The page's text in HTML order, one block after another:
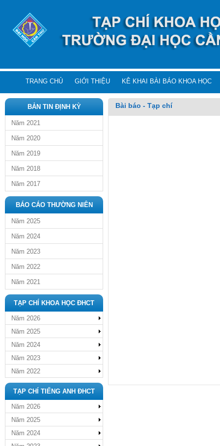
TRANG CHỦ GIỚI THIỆU KÊ KHAI BÀI BÁO KHOA HỌC
BẢN TIN ĐỊNH KỲ
Năm 2021
Năm 2020
Năm 2019
Năm 2018
Năm 2017
BÁO CÁO THƯỜNG NIÊN
Năm 2025
Năm 2024
Năm 2023
Năm 2022
Năm 2021
TẠP CHÍ KHOA HỌC ĐHCT
Năm 2026
Năm 2025
Năm 2024
Năm 2023
Năm 2022
TẠP CHÍ TIẾNG ANH ĐHCT
Năm 2026
Năm 2025
Năm 2024
Bài báo - Tạp chí